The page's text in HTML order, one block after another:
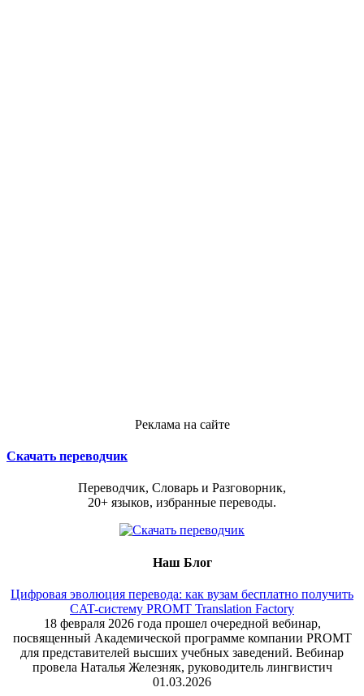
Реклама на сайте
Скачать переводчик
Переводчик, Словарь и Разговорник,
20+ языков, избранные переводы.
Наш Блог
Цифровая эволюция перевода: как вузам бесплатно получить
CAT-систему PROMT Translation Factory
18 февраля 2026 года прошел очередной вебинар,
посвященный Академической программе компании PROMT
для представителей высших учебных заведений. Вебинар
провела Наталья Железняк, руководитель лингвистич
01.03.2026